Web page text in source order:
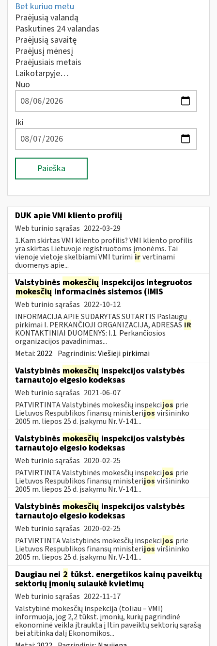
Bet kuriuo metu
Praėjusią valandą
Paskutines 24 valandas
Praėjusią savaitę
Praėjusį mėnesį
Praėjusiais metais
Laikotarpyje…
Nuo
Iki
Paieška
DUK apie VMI kliento profilį
Web turinio sąrašas 2022-03-29
1.Kam skirtas VMI kliento profilis? VMI kliento profilis
yra skirtas Lietuvoje registruotoms įmonėms. Tai
vienoje vietoje skelbiami VMI turimi irvertinami
duomenys apie...
Valstybinės mokesčių inspekcijos integruotos
mokesčių informacinės sistemos (IMIS
Web turinio sąrašas 2022-10-12
INFORMACIJA APIE SUDARYTAS SUTARTIS Paslaugų
pirkimai I. PERKANČIOJI ORGANIZACIJA, ADRESAS IR
KONTAKTINIAI DUOMENYS: I.1. Perkančiosios
organizacijos pavadinimas...
Metai: 2022 Pagrindinis:Viešieji pirkimai
Valstybinės mokesčių inspekcijos valstybės
tarnautojo elgesio kodeksas
Web turinio sąrašas 2021-06-07
PATVIRTINTA Valstybinės mokesčių inspekcijos prie
Lietuvos Respublikos finansų ministerijos viršininko
2005 m. liepos 25 d. įsakymu Nr. V-141...
Valstybinės mokesčių inspekcijos valstybės
tarnautojo elgesio kodeksas
Web turinio sąrašas 2020-02-25
PATVIRTINTA Valstybinės mokesčių inspekcijos prie
Lietuvos Respublikos finansų ministerijos viršininko
2005 m. liepos 25 d. įsakymu Nr. V-141...
Valstybinės mokesčių inspekcijos valstybės
tarnautojo elgesio kodeksas
Web turinio sąrašas 2020-02-25
PATVIRTINTA Valstybinės mokesčių inspekcijos prie
Lietuvos Respublikos finansų ministerijos viršininko
2005 m. liepos 25 d. įsakymu Nr. V-141...
Daugiau nei 2 tūkst. energetikos kainų paveiktų
sektorių įmonių sulaukė kvietimų
Web turinio sąrašas 2022-11-17
Valstybinė mokesčių inspekcija (toliau – VMI)
informuoja, jog 2,2 tūkst. įmonių, kurių pagrindinė
ekonominė veikla įtraukta į Itin paveiktų sektorių sąrašą
bei atitinka dalį Ekonomikos...